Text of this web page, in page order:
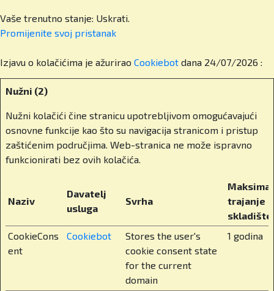
Naši učenici završavaju školu s Cambridge IGCSE
i A-level diplomama, koje im otvaraju vrata
činjenicu da imamo sto posto upisanih alumnija
na fakultetima koji su bili njihov prvi izbor.
Imamo alumne na Harvardu, Cambridgeu, London
Melbourneu… čak i na Tsinghua Universityju u
Kini. Škola nije samo znanje – to je putovnica za
svijet.
program za učenike?
To je međunarodno priznat program koji učenike
priprema za upise na vrhunska sveučilišta u
svijetu kao što sam spomenuo. Učenici u višim
razredima biraju tri do četiri predmeta prema
vlastitim interesima i karijernim ambicijama.
Vaše trenutno stanje: Uskrati.
Promijenite svoj ​​pristanak
Izjavu o kolačićima je ažurirao Cookiebot dana 24/07/2026 :
Nužni (2)
Nužni kolačići čine stranicu upotrebljivom omogućavajući
osnovne funkcije kao što su navigacija stranicom i pristup
zaštićenim područjima. Web-stranica ne može ispravno
funkcionirati bez ovih kolačića.
Naziv
Davatelj
usluga
Svrha
trajanje
CookieCons
ent
Cookiebot
Stores the user's
cookie consent state
for the current
domain
1 godina